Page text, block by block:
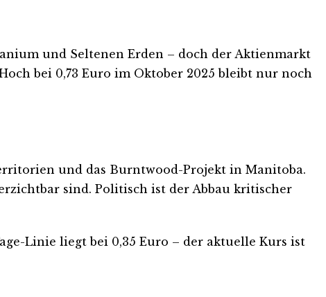
und Seltenen Erden – doch der Aktienmarkt
bei 0,73 Euro im Oktober 2025 bleibt nur noch
und das Burntwood-Projekt in Manitoba.
sind. Politisch ist der Abbau kritischer
Linie liegt bei 0,35 Euro – der aktuelle Kurs ist